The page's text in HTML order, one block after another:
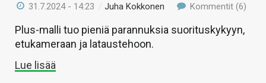
31.7.2024 - 14:23 /Juha Kokkonen Kommentit (6)
Plus-malli tuo pieniä parannuksia suorituskykyyn,
etukameraan ja lataustehoon.
Lue lisää